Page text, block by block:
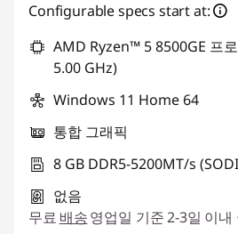
Configurable specs start at:
AMD Ryzen™ 5 8500GE 프
5.00 GHz)
Windows 11 Home 64
통합 그래픽
8 GB DDR5-5200MT/s
없음
무료 배송영업일 기준 2-3일 이